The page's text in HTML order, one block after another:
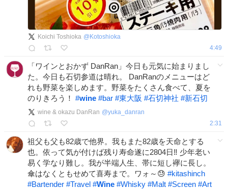
Koichi Toshioka @ Kotoshioka
4:49
「ワインとおかず DanRan」今日も元気に始まりまし
た。今日も石切参道は晴れ。 DanRanのメニューはど
れも野菜を楽しめます。野菜をたくさん食べて、夏を
のりきろう！ #wine #bar #東大阪 #石切神社 #新石切
wine & okazu DanRan @yuka_danran
2:31
祖父も父も82歳で他界。我もまた82歳を天命とする
也。依って気が付けば残り寿命遂に2804日‼️ 少年老い
易く学なり難し。我が半端人生、帯に短し襷に長し。
傘はなくともせめて喜寿まで。ワォ～😓 #kitashinch
#Bartender #Travel #Wine #Whisky #Malt #Screen #Art